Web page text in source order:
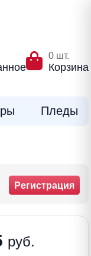
0 шт.
Корзина
Пледы
Регистрация
руб.